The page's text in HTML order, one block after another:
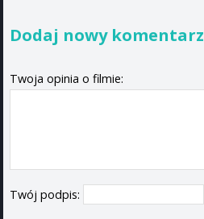
Dodaj nowy komentarz
Twoja opinia o filmie:
Twój podpis: